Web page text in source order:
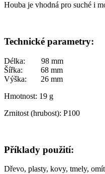
Houba je vhodná pro suché i
Technické parametry:
Délka: 98 mm
Šířka: 68 mm
Výška: 26 mm
Hmotnost: 19 g
Zrnitost (hrubost): P100
Příklady použití:
Dřevo, plasty, kovy, tmely,